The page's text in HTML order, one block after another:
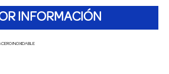
INFORMACIÓN
INOXIDABLE